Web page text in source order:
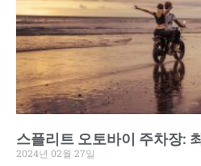
스플리트 오토바이 주차장:
2024년 02월 27일